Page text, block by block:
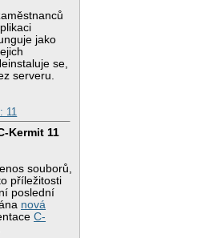
jako
se,
serveru.
11
Kermit 11
souborů,
příležitosti
poslední
nová
C-